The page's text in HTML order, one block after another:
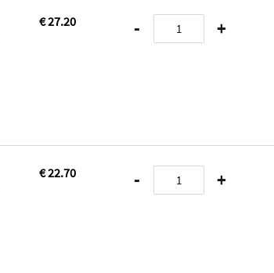
€ 27.20 - +
€ 22.70 - +